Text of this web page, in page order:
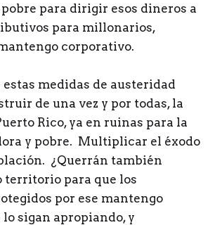
para dirigir esos dineros a
para millonarios,
corporativo.
estas medidas de austeridad
de una vez y por todas, la
Rico, ya en ruinas para la
y pobre. Multiplicar el éxodo
¿Querrán también
territorio para que los
por ese mantengo
sigan apropiando, y